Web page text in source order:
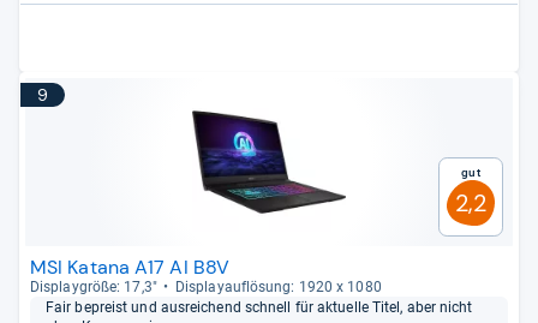
9
Gut
2,2
MSI Katana A17 AI B8V
Dis­play­größe: 17,3"
Dis­pla­yauf­lö­sung: 1920 x 1080
Fair bepreist und aus­rei­chend schnell für aktu­elle Titel, aber nicht